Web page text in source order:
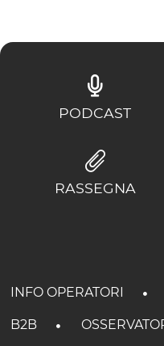
PODCAST
RASSEGNA
INFO OPERATORI
B2B